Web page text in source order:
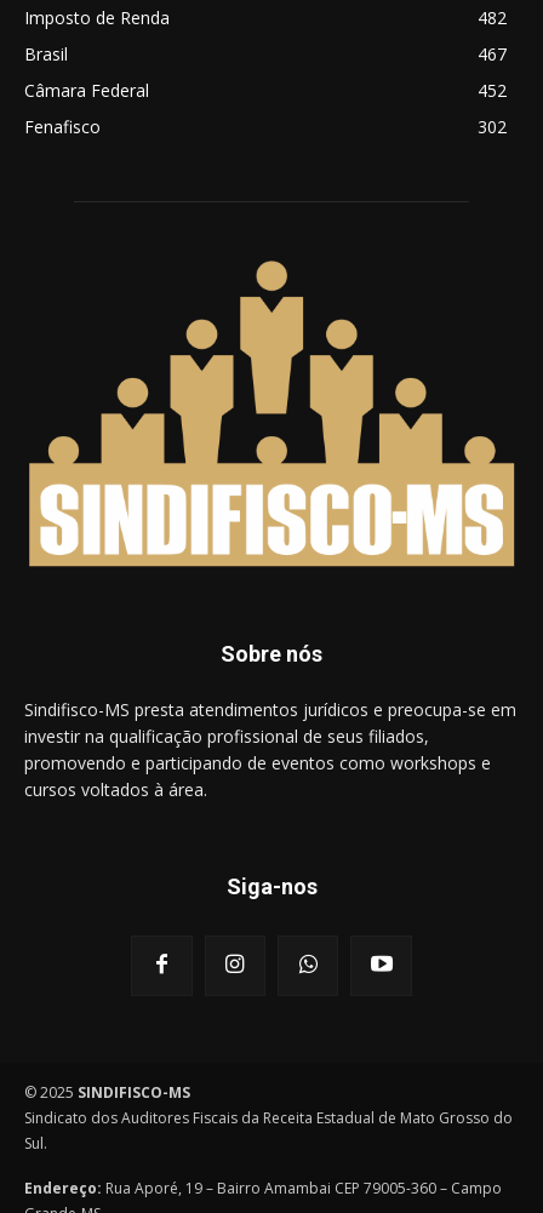
Imposto de Renda
482
Brasil
467
Câmara Federal
452
Fenafisco
302
Sobre nós
Sindifisco-MS presta atendimentos jurídicos e preocupa-se em
investir na qualificação profissional de seus filiados,
promovendo e participando de eventos como workshops e
cursos voltados à área.
Siga-nos
© 2025 SINDIFISCO-MS
Sindicato dos Auditores Fiscais da Receita Estadual de Mato Grosso do
Sul.
Endereço: Rua Aporé, 19 – Bairro Amambai CEP 79005-360 – Campo